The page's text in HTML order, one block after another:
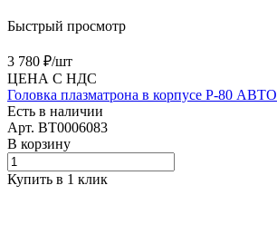
Быстрый просмотр
3 780 ₽/шт
ЦЕНА С НДС
Головка плазматрона в корпусе P-80 АВТО
Есть в наличии
Арт. BT0006083
В корзину
Купить в 1 клик